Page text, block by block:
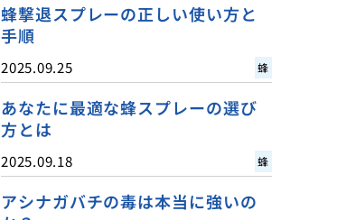
蜂撃退スプレーの正しい使い方と
手順
2025.09.25 蜂
あなたに最適な蜂スプレーの選び
方とは
2025.09.18 蜂
アシナガバチの毒は本当に強いの